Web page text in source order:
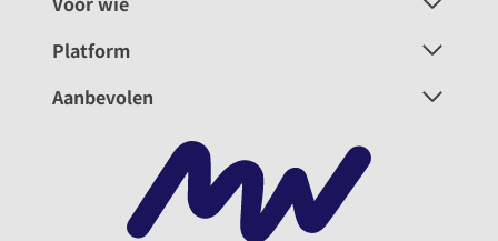
Platform
Aanbevolen